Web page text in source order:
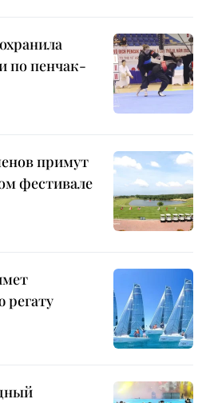
по пенчак-
примут
фестивале
регату